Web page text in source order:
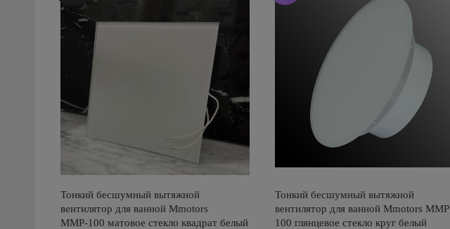
Тонкий бесшумный вытяжной
вентилятор для ванной Mmotors
ММР-100 матовое стекло квадрат белый
Тонкий бесшумный вытяжной
вентилятор для ванной Mmotors ММР
100 глянцевое стекло круг белый